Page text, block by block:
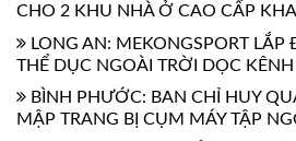
CHO 2 KHU NHÀ Ở CAO CẤP
LONG AN: MEKONGSPORT
THỂ DỤC NGOÀI TRỜI DỌC
BÌNH PHƯỚC: BAN CHỈ HUY
MẬP TRANG BỊ CỤM MÁY TẬP